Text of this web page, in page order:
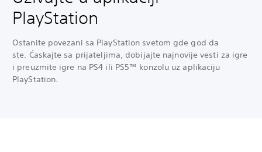
PlayStation
Ostanite povezani sa PlayStation svetom gde god da
ste. Ćaskajte sa prijateljima, dobijajte najnovije vesti za igre
i preuzmite igre na PS4 ili PS5™ konzolu uz aplikaciju
PlayStation.